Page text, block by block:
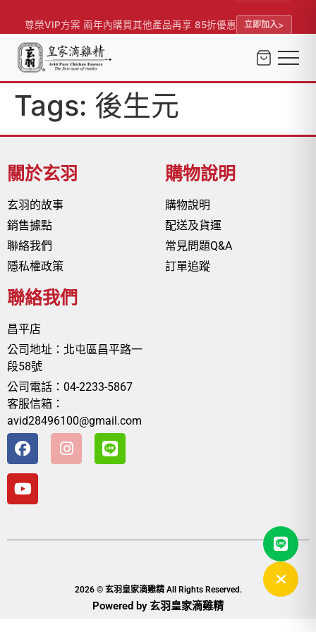
尊榮VIP方案 兩年內購買其他產品再享 85折優惠 立即加入
Tags: 後生元
關於玄羽
玄羽的故事
銷售據點
聯絡我們
隱私權政策
購物說明
購物說明
配送及貨運
常見問題Q&A
訂單追蹤
聯絡我們
昌平店
公司地址：北屯區昌平路一
段58號
公司電話：04-2233-5867
客服信箱：
avid28496100@gmail.com
2026 © 玄羽皇家滴雞精 All Rights Reserved.
Powered by 玄羽皇家滴雞精